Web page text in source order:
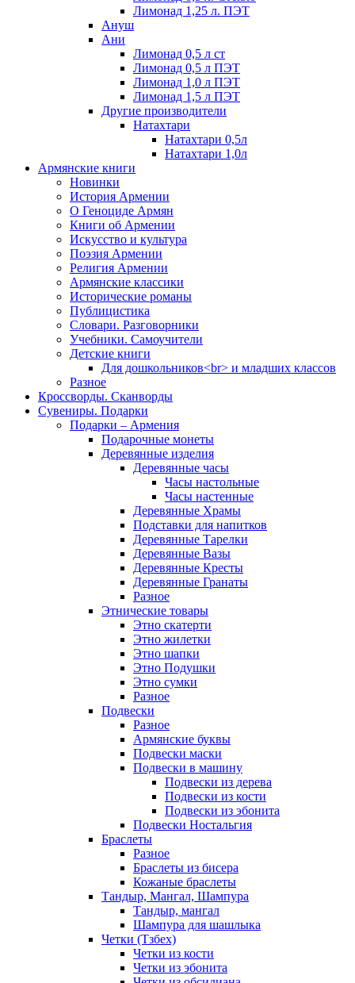
Лимонад 1,25 л. ПЭТ
Ануш
Ани
Лимонад 0,5 л ст
Лимонад 0,5 л ПЭТ
Лимонад 1,0 л ПЭТ
Лимонад 1,5 л ПЭТ
Другие производители
Натахтари
Натахтари 0,5л
Натахтари 1,0л
Армянские книги
Новинки
История Армении
О Геноциде Армян
Книги об Армении
Иcкусство и культура
Поэзия Армении
Религия Армении
Армянские классики
Исторические романы
Публицистика
Словари. Разговорники
Учебники. Самоучители
Детские книги
Для дошкольников<br> и младших классов
Разное
Кроссворды. Сканворды
Сувениры. Подарки
Подарки – Армения
Подарочные монеты
Деревянные изделия
Деревянные часы
Часы настольные
Часы настенные
Деревянные Храмы
Подставки для напитков
Деревянные Тарелки
Деревянные Вазы
Деревянные Кресты
Деревянные Гранаты
Разное
Этнические товары
Этно скатерти
Этно жилетки
Этно шапки
Этно Подушки
Этно сумки
Разное
Подвески
Разное
Армянские буквы
Подвески маски
Подвески в машину
Подвески из дерева
Подвески из кости
Подвески из эбонита
Подвески Ностальгия
Браслеты
Разное
Браслеты из бисера
Кожаные браслеты
Тандыр, Мангал, Шампура
Тандыр, мангал
Шампура для шашлыка
Четки (Тзбех)
Четки из кости
Четки из эбонита